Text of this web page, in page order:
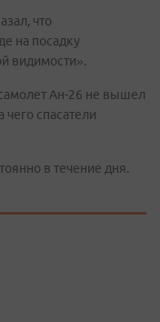
что
на посадку
видимости».
Ан-26 не вышел
чего спасатели
в течение дня.